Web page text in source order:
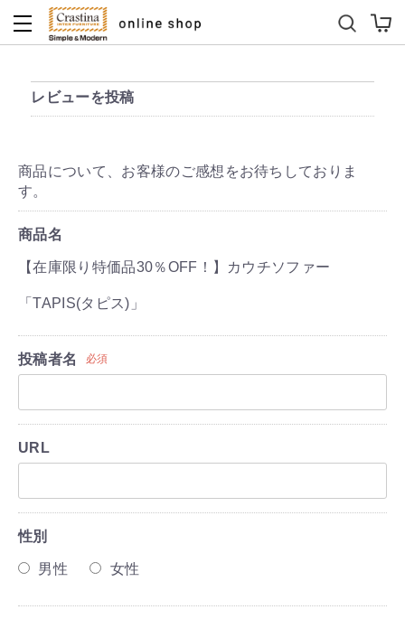
ダイニングテーブルセット
レビューを投稿
商品について、お客様のご感想をお待ちしておりま
す。
商品名
【在庫限り特価品30％OFF！】カウチソファー
「TAPIS(タピス)」
投稿者名 必須
URL
性別
男性 女性